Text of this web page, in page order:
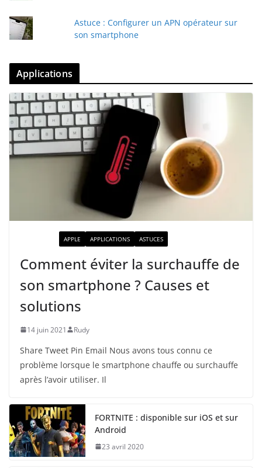
Astuce : Configurer un APN opérateur sur
son smartphone
Applications
APPLE APPLICATIONS ASTUCES
Comment éviter la surchauffe de
son smartphone ? Causes et
solutions
14 juin 2021 Rudy
Share Tweet Pin Email Nous avons tous connu ce
problème lorsque le smartphone chauffe ou surchauffe
après l’avoir utiliser. Il
FORTNITE : disponible sur iOS et sur
Android
23 avril 2020